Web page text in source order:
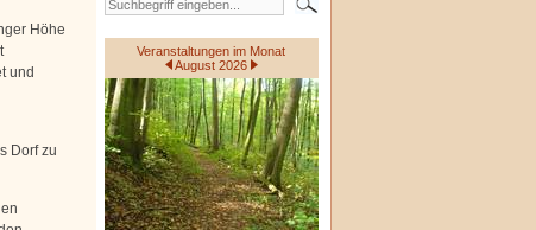
Veranstaltungen im Monat
August 2026
Höhe
und
Dorf zu